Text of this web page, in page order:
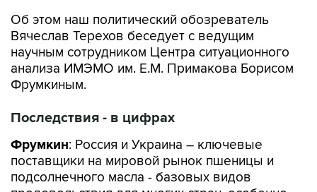
Об этом наш политический обозреватель
Вячеслав Терехов беседует с ведущим
научным сотрудником Центра ситуационного
анализа ИМЭМО им. Е.М. Примакова Борисом
Фрумкиным.
Последствия - в цифрах
Фрумкин: Россия и Украина – ключевые
поставщики на мировой рынок пшеницы и
подсолнечного масла - базовых видов